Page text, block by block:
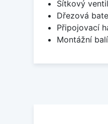
Sítkový
Dřezová
Připojovací
Montážní